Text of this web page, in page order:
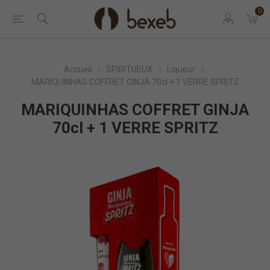
0
Accueil SPIRITUEUX
Liqueur
MARIQUINHAS COFFRET GINJA 70cl + 1 VERRE SPRITZ
MARIQUINHAS COFFRET GINJA
70cl + 1 VERRE SPRITZ